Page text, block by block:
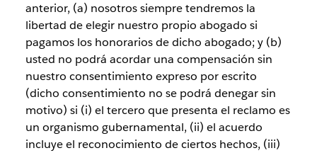
anterior, (a) nosotros siempre tendremos la
libertad de elegir nuestro propio abogado si
pagamos los honorarios de dicho abogado; y (b)
usted no podrá acordar una compensación sin
nuestro consentimiento expreso por escrito
(dicho consentimiento no se podrá denegar sin
motivo) si (i) el tercero que presenta el reclamo es
un organismo gubernamental, (ii) el acuerdo
incluye el reconocimiento de ciertos hechos, (iii)